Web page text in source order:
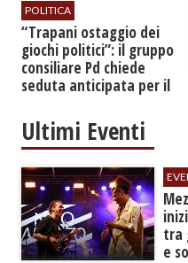
POLITICA
​“Trapani ostaggio dei
giochi politici”: il gruppo
consiliare Pd chiede
seduta anticipata per il
Ultimi Eventi
tra
e